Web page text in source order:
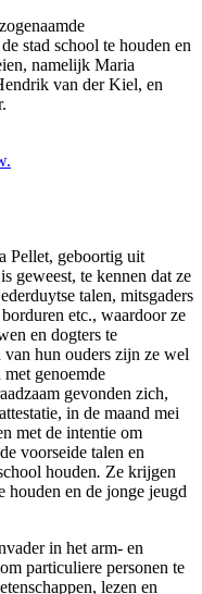
stad school te houden en
namelijk Maria
van der Kiel, en
Pellet, geboortig uit
geweest, te kennen dat ze
talen, mitsgaders
etc., waardoor ze
en dogters te
hun ouders zijn ze wel
genoemde
gevonden zich,
in de maand mei
met de intentie om
voorseide talen en
houden. Ze krijgen
houden en de jonge jeugd
in het arm- en
particuliere personen te
lezen en